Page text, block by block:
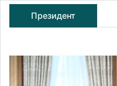
Президент